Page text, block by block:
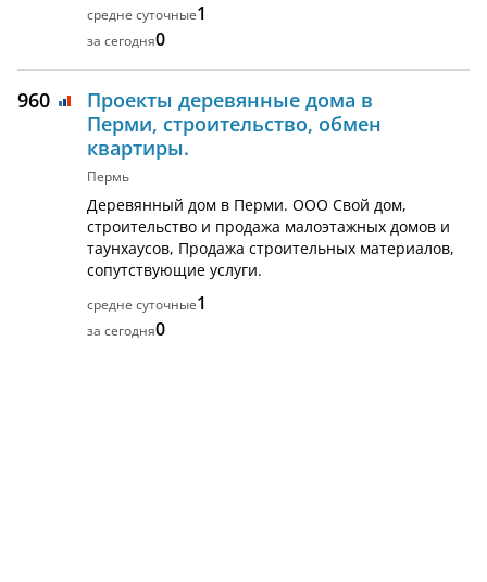
1
0
960
Проекты деревянные дома в
Перми, строительство, обмен
квартиры.
Пермь
Деревянный дом в Перми. ООО Свой дом,
строительство и продажа малоэтажных домов и
таунхаусов, Продажа строительных материалов,
сопутствующие услуги.
1
0